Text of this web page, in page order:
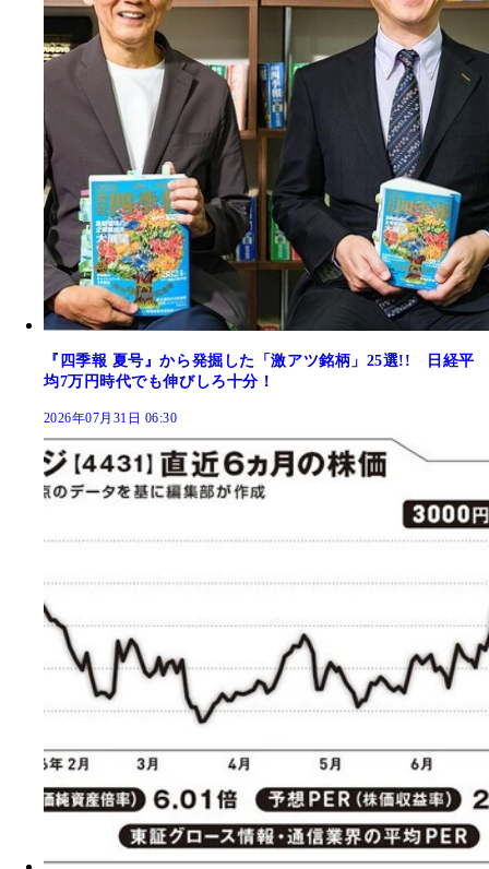
『四季報 夏号』から発掘した「激アツ銘柄」25選!! 日経平
均7万円時代でも伸びしろ十分！
2026年07月31日 06:30